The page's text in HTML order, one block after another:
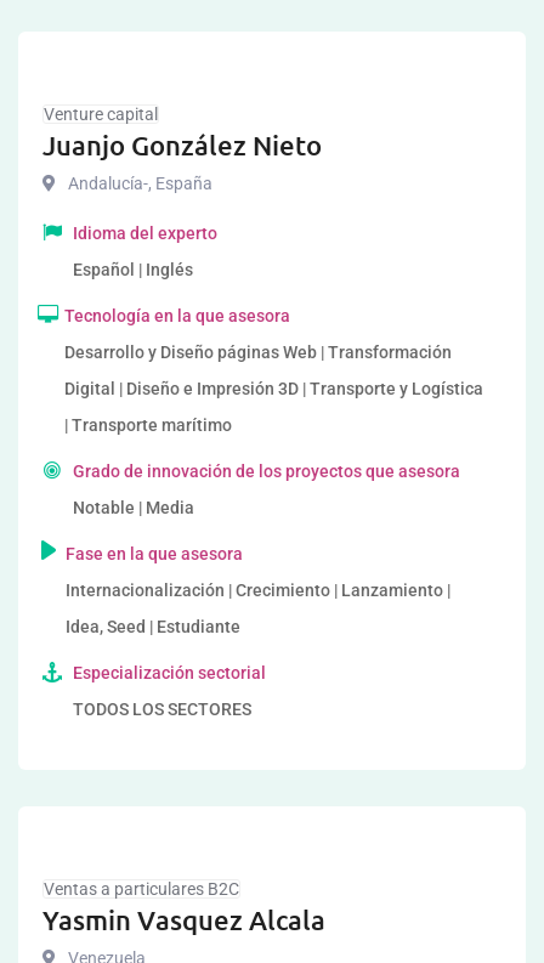
Venture capital
Juanjo González Nieto
Andalucía-, España
Idioma del experto
Español | Inglés
Tecnología en la que asesora
Desarrollo y Diseño páginas Web | Transformación
Digital | Diseño e Impresión 3D | Transporte y Logística
| Transporte marítimo
Grado de innovación de los proyectos que asesora
Notable | Media
Fase en la que asesora
Internacionalización | Crecimiento | Lanzamiento |
Idea, Seed | Estudiante
Especialización sectorial
TODOS LOS SECTORES
Ventas a particulares B2C
Yasmin Vasquez Alcala
Venezuela